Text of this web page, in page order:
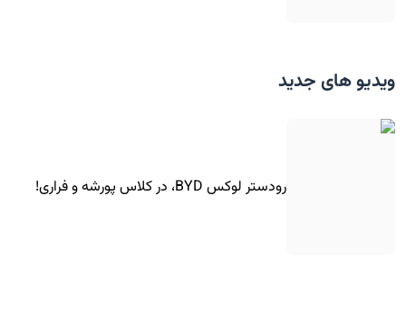
ویدیو های جدید
رودستر لوکس BYD، در کلاس پورشه و فراری!